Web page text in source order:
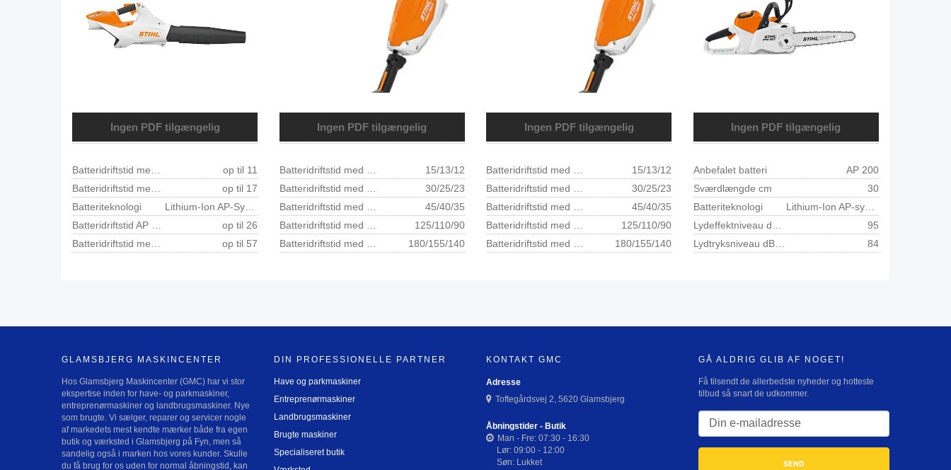
Ingen PDF tilgængelig
op til 11
op til 17
Batteriteknologi
op til 26
op til 57
Ingen PDF tilgængelig
15/13/12
30/25/23
45/40/35
125/110/90
180/155/140
Ingen PDF tilgængelig
15/13/12
30/25/23
45/40/35
125/110/90
180/155/140
Ingen PDF tilgængelig
Anbefalet batteri
AP 200
Sværdlængde cm
30
Batteriteknologi
Lithium-Ion AP-system
95
Lydtryksniveau dB(A) 2)
84
GLAMSBJERG MASKINCENTER
Hos Glamsbjerg Maskincenter (GMC) har vi stor
ekspertise inden for have- og parkmaskiner,
entreprenørmaskiner og landbrugsmaskiner. Nye
som brugte. Vi sælger, reparer og servicer nogle
af markedets mest kendte mærker både fra egen
butik og værksted i Glamsbjerg på Fyn, men så
sandelig også i marken hos vores kunder. Skulle
du få brug for os uden for normal åbningstid, kan
DIN PROFESSIONELLE PARTNER
Have og parkmaskiner
Entreprenørmaskiner
Landbrugsmaskiner
Brugte maskiner
Specialiseret butik
KONTAKT GMC
Adresse
Toftegårdsvej 2, 5620 Glamsbjerg
Åbningstider - Butik
Man - Fre: 07:30 - 16:30
Lør: 09:00 - 12:00
Søn: Lukket
GÅ ALDRIG GLIB AF NOGET!
Få tilsendt de allerbedste nyheder og hotteste
tilbud så snart de udkommer.